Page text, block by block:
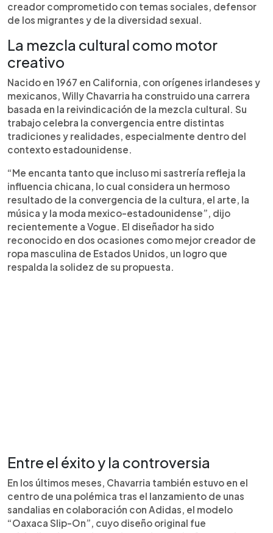
creador comprometido con temas sociales, defensor
de los migrantes y de la diversidad sexual.
La mezcla cultural como motor
creativo
Nacido en 1967 en California, con orígenes irlandeses y
mexicanos, Willy Chavarria ha construido una carrera
basada en la reivindicación de la mezcla cultural. Su
trabajo celebra la convergencia entre distintas
tradiciones y realidades, especialmente dentro del
contexto estadounidense.
“Me encanta tanto que incluso mi sastrería refleja la
influencia chicana, lo cual considera un hermoso
resultado de la convergencia de la cultura, el arte, la
música y la moda mexico-estadounidense”, dijo
recientemente a Vogue. El diseñador ha sido
reconocido en dos ocasiones como mejor creador de
ropa masculina de Estados Unidos, un logro que
respalda la solidez de su propuesta.
Entre el éxito y la controversia
En los últimos meses, Chavarria también estuvo en el
centro de una polémica tras el lanzamiento de unas
sandalias en colaboración con Adidas, el modelo
“Oaxaca Slip-On”, cuyo diseño original fue